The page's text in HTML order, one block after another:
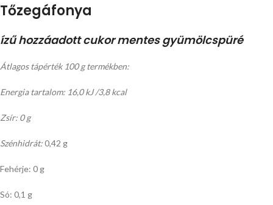
Tőzegáfonya
ízű hozzáadott cukor mentes gyümölcspüré
Átlagos tápérték 100 g termékben:
Energia tartalom: 16,0 kJ /3,8 kcal
Zsír: 0 g
Szénhidrát:0,42 g
Fehérje: 0 g
Só: 0,1 g